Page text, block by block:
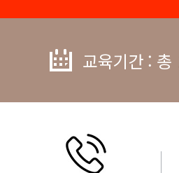
교육기간 : 총